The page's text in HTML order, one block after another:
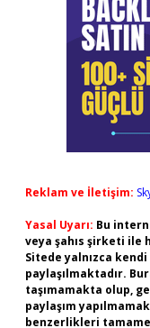
Reklam ve İletişim:
Yasal Uyarı: Bu
veya şahıs şirketi ile
Sitede yalnızca kendi
paylaşılmaktadır.
taşımamakta olup,
paylaşım
benzerlikleri